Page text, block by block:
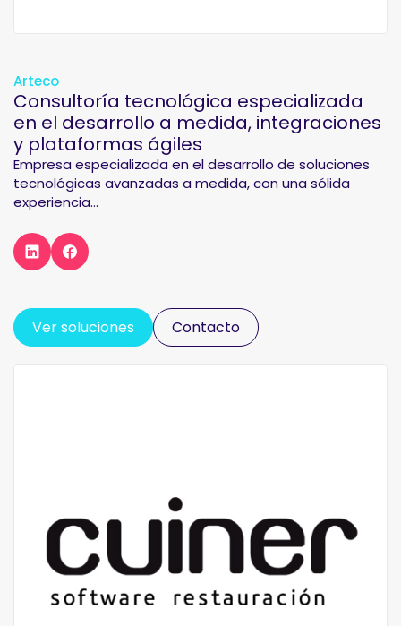
Arteco
Consultoría tecnológica especializada
en el desarrollo a medida, integraciones
y plataformas ágiles
Empresa especializada en el desarrollo de soluciones
tecnológicas avanzadas a medida, con una sólida
experiencia...
Ver soluciones Contacto